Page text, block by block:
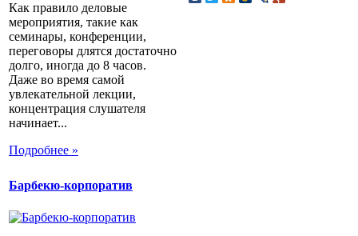
Как правило деловые
мероприятия, такие как
семинары, конференции,
переговоры длятся достаточно
долго, иногда до 8 часов.
Даже во время самой
увлекательной лекции,
концентрация слушателя
начинает...
Подробнее »
Барбекю-корпоратив